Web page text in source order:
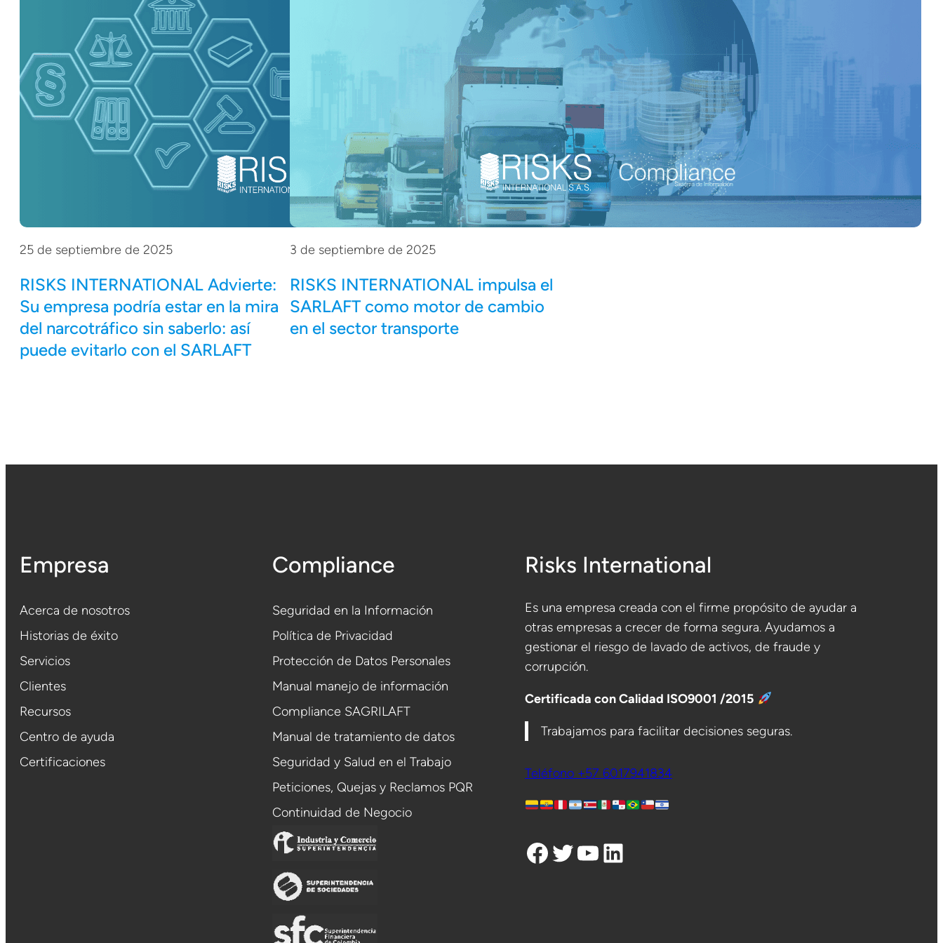
25 de septiembre de 2025
RISKS INTERNATIONAL Advierte:
Su empresa podría estar en la mira
del narcotráfico sin saberlo: así
puede evitarlo con el SARLAFT
3 de septiembre de 2025
RISKS INTERNATIONAL impulsa el
SARLAFT como motor de cambio
en el sector transporte
Empresa
Acerca de nosotros
Historias de éxito
Servicios
Clientes
Recursos
Centro de ayuda
Certificaciones
Compliance
Seguridad en la Información
Política de Privacidad
Protección de Datos Personales
Manual manejo de información
Compliance SAGRILAFT
Manual de tratamiento de datos
Seguridad y Salud en el Trabajo
Peticiones, Quejas y Reclamos PQR
Continuidad de Negocio
Risks International
Es una empresa creada con el firme propósito de ayudar a
otras empresas a crecer de forma segura. Ayudamos a
gestionar el riesgo de lavado de activos, de fraude y
corrupción.
Certificada con Calidad ISO9001 /2015
Trabajamos para facilitar decisiones seguras.
Teléfono +57 6017941834
Facebook Twitter YouTube LinkedIn